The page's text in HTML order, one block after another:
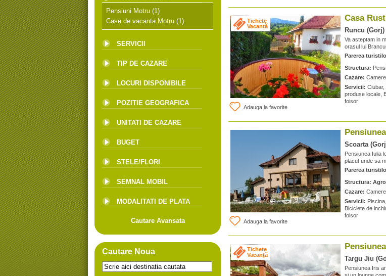
Pensiuni Motru (1)
Case de vacanta Motru (1)
SERVICII
TIP DE CAZARE
LOCURI DISPONIBILE
POZITIE GEOGRAFICA
UNITATI DE CAZARE
BUGET
STELE/FLORI
SEMNAL MOBIL
MODALITATI DE PLATA
Cautare Avansata
Cautare Noua
Tichete
Vacanță
Adauga la favorite
Casa
Runcu (Gorj)
Va asteptam in
orasul lui
Parerea
Structura:
Cazare:
Servicii:
produse locale,
foisor
Adauga la favorite
Scoarta
Pensiunea Iulia
placut unde sa
Parerea
Structura:
Cazare:
Servicii:
Biciclete de
foisor
Tichete
Vacanță
Targu Jiu
Pensiunea Iris